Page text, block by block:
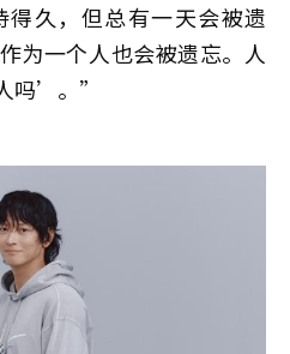
得久，但总有一天会被遗
为一个人也会被遗忘。人
吗’。”